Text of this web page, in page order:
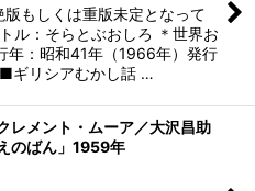
もしくは重版未定となって
ル：そらとぶおしろ ＊世界お
年：昭和41年（1966年）発行
ギリシアむかし話 …
レメント・ムーア／大沢昌助
のばん」1959年